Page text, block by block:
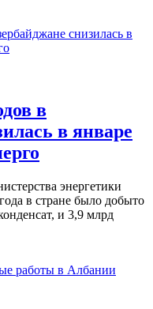
в
в январе
энергетики
в стране было добыто
и 3,9 млрд